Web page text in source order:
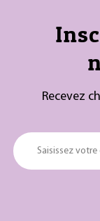
Recevez
Saisissez votre